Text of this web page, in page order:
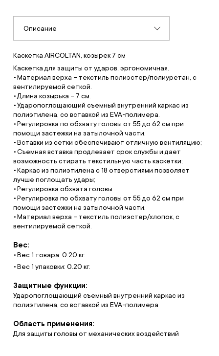
Описание
Каскетка AIRCOLTAN, козырек 7 см
Каскетка для защиты от ударов, эргономичная.
Материал верха – текстиль полиэстер/полиуретан, с
вентилируемой сеткой.
Длина козырька – 7 см.
Ударопоглощающий съемный внутренний каркас из
полиэтилена, со вставкой из EVA-полимера.
Регулировка по обхвату головы от 55 до 62 см при
помощи застежки на затылочной части.
Вставки из сетки обеспечивают отличную вентиляцию;
Съемная вставка продлевает срок службы и дает
возможность стирать текстильную часть каскетки;
Каркас из полиэтилена с 18 отверстиями позволяет
лучше поглощать удары;
Регулировка обхвата головы
Регулировка по обхвату головы от 55 до 62 см при
помощи застежки на затылочной части.
Материал верха – текстиль полиэстер/хлопок, с
вентилируемой сеткой.
Вес:
Вес 1 товара: 0.20 кг.
Вес 1 упаковки: 0.20 кг.
Защитные функции:
Ударопоглощающий съемный внутренний каркас из
полиэтилена, со вставкой из EVA-полимера
Область применения:
Для защиты головы от механических воздействий